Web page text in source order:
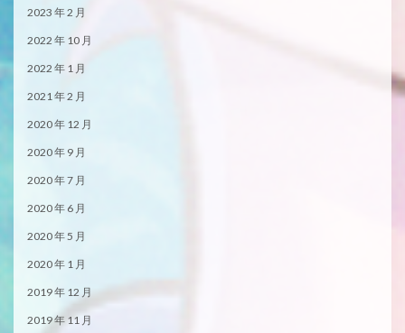
2023 年 2 月
2022 年 10 月
2022 年 1 月
2021 年 2 月
2020 年 12 月
2020 年 9 月
2020 年 7 月
2020 年 6 月
2020 年 5 月
2020 年 1 月
2019 年 12 月
2019 年 11 月